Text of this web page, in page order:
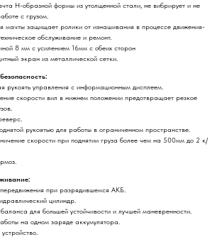
H-образной формы из утолщенной стали, не вибрирует и не
с грузом.
мачты защищает ролики от изнашивания в процессе движения-
обслуживание и ремонт.
8 мм с усилением 16мм с обеих сторон
экран из металлической сетки.
рукоять управления с информационным дисплеем.
скорости вил в нижнем положении предотвращает резкое
рукоятью для работы в ограниченном пространстве.
скорости при поднятии груза более чем на 500мм до 2 к/
передвижения при разрядившемся АКБ.
цилиндр.
для большей устойчивости и лучшей маневренности.
на одном заряде аккумулятора.